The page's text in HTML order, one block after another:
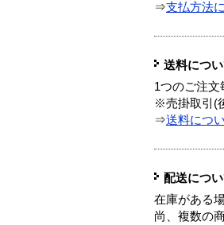
⇒支払方法
送料につ
1つのご注文
※売掛取引(
⇒送料につ
配送につ
在庫がある
尚、複数の